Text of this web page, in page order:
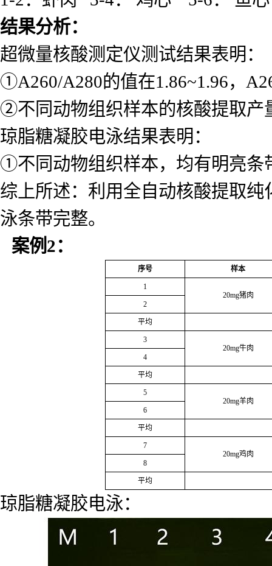
结果分析：
超微量核酸测定仪测试结果表明：
①A260/A280的值在1.86~1.96，
②不同动物组织样本的核酸提取产
琼脂糖凝胶电泳结果表明：
①不同动物组织样本，均有明亮条
综上所述：利用全自动核酸提取
泳条带完整。
案例2：
序号 样本
1
20mg猪肉
2
平均
3
20mg牛肉
4
平均
5
20mg羊肉
6
平均
7
20mg鸡肉
8
平均
琼脂糖凝胶电泳：